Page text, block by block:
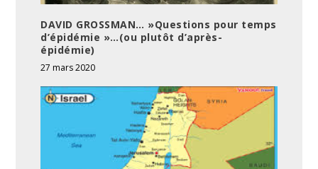
DAVID GROSSMAN… »Questions pour temps
d’épidémie »…(ou plutôt d’après-
épidémie)
27 mars 2020